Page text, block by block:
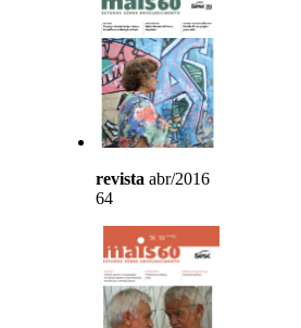
revista abr/2016
64